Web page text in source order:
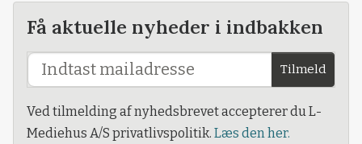
Få aktuelle nyheder i indbakken
Tilmeld
Ved tilmelding af nyhedsbrevet accepterer du L-
Mediehus A/S privatlivspolitik. Læs den her.